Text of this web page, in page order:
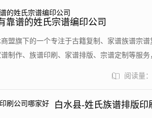
靠谱的姓氏宗谱编印公司
盟旗下的一个专注于古籍复制、家谱族谱宗
制作、族谱印刷、家谱排版、宗谱定制等服
阅读量
白水县-姓氏族谱排版印